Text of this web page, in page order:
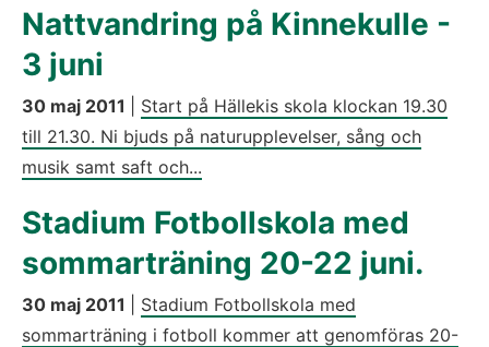
Nattvandring på Kinnekulle -
3 juni
30 maj 2011
Start på Hällekis skola klockan 19.30
till 21.30. Ni bjuds på naturupplevelser, sång och
musik samt saft och...
Stadium Fotbollskola med
sommarträning 20-22 juni.
30 maj 2011
Stadium Fotbollskola med
sommarträning i fotboll kommer att genomföras 20-